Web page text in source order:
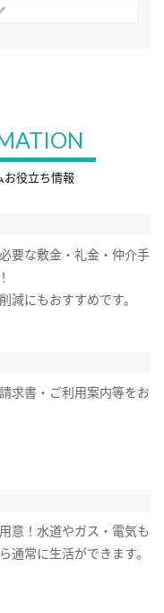
役立ち情報
要な敷金・礼金・仲介手
減にもおすすめです。
求書・ご利用案内等をお
意！水道やガス・電気も
通常に生活ができます。